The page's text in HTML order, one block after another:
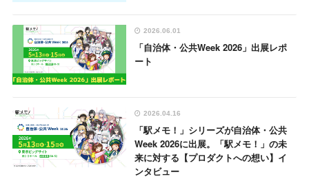
2026.06.01
「自治体・公共Week 2026」出展レポ
ート
2026.04.16
「駅メモ！」シリーズが自治体・公共
Week 2026に出展。「駅メモ！」の未
来に対する【プロダクトへの想い】イ
ンタビュー